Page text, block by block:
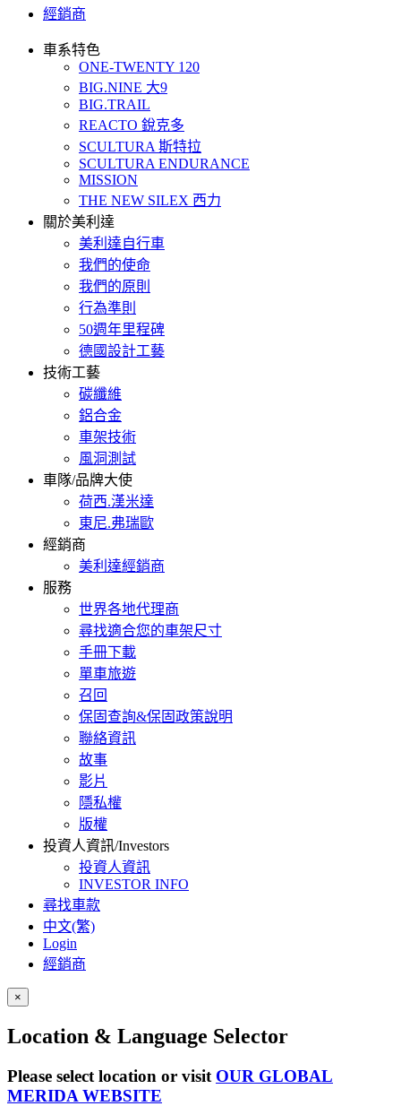
經銷商
車系特色
ONE-TWENTY 120
BIG.NINE 大9
BIG.TRAIL
REACTO 銳克多
SCULTURA 斯特拉
SCULTURA ENDURANCE
MISSION
THE NEW SILEX 西力
關於美利達
美利達自行車
我們的使命
我們的原則
行為準則
50週年里程碑
德國設計工藝
技術工藝
碳纖維
鋁合金
車架技術
風洞測試
車隊/品牌大使
荷西.漢米達
東尼.弗瑞歐
經銷商
美利達經銷商
服務
世界各地代理商
尋找適合您的車架尺寸
手冊下載
單車旅遊
召回
保固查詢&保固政策說明
聯絡資訊
故事
影片
隱私權
版權
投資人資訊/Investors
投資人資訊
INVESTOR INFO
尋找車款
中文(繁)
Login
經銷商
×
Location & Language Selector
Please select location or visit OUR GLOBAL
MERIDA WEBSITE